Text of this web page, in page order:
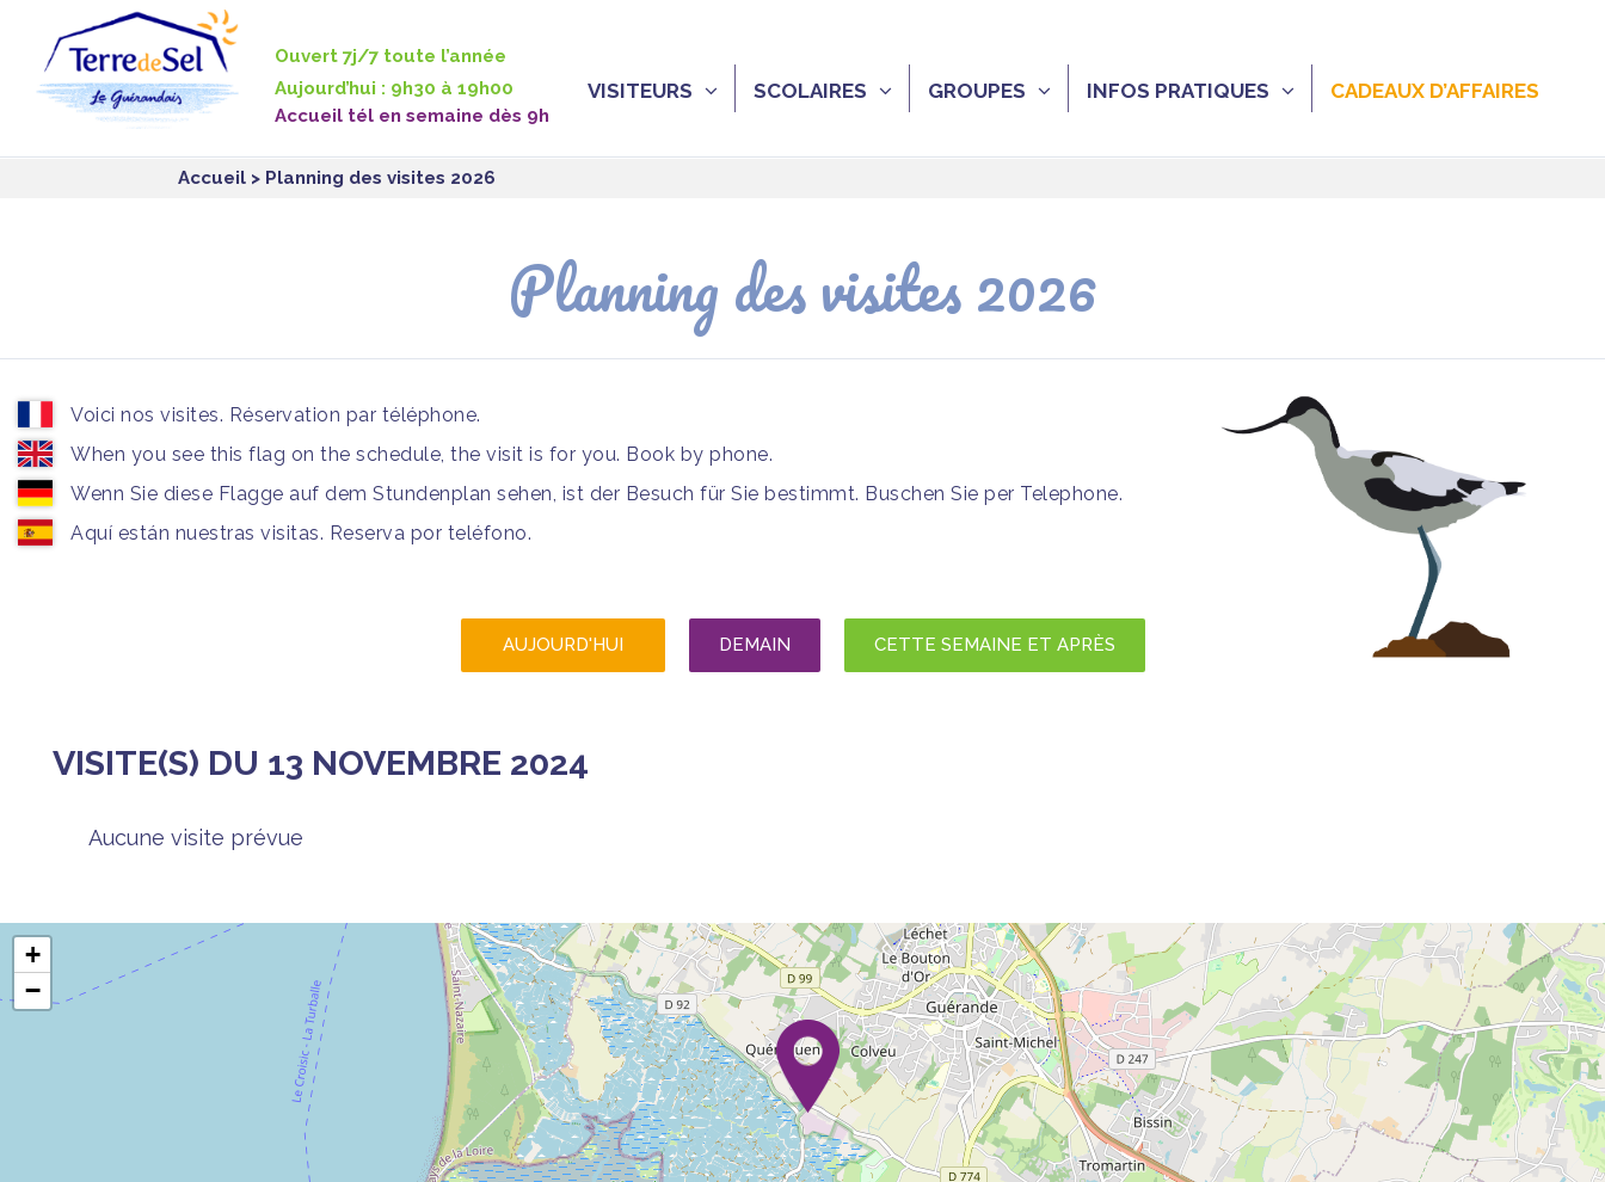
Ouvert 7j/7 toute l’année
Aujourd’hui : 9h30 à 19h00
Accueil tél en semaine dès 9h
VISITEURS SCOLAIRES GROUPES INFOS PRATIQUES CADEAUX D’AFFAIRES
Accueil > Planning des visites 2026
Planning des visites 2026
Voici nos visites. Réservation par téléphone.
When you see this flag on the schedule, the visit is for you. Book by phone.
Wenn Sie diese Flagge auf dem Stundenplan sehen, ist der Besuch für Sie bestimmt. Buschen Sie per Telephone.
Aquí están nuestras visitas. Reserva por teléfono.
AUJOURD'HUI DEMAIN CETTE SEMAINE ET APRÈS
VISITE(S) DU 13 NOVEMBRE 2024
Aucune visite prévue
+
−
Panneau de gestion des cookies